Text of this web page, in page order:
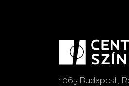
1065 Budapest,